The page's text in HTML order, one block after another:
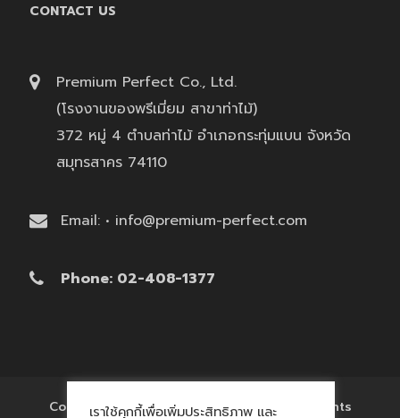
CONTACT US
Premium Perfect Co., Ltd.
(โรงงานของพรีเมี่ยม สาขาท่าไม้)
372 หมู่ 4 ตำบลท่าไม้ อำเภอกระทุ่มแบน จังหวัด
สมุทรสาคร 74110
Email: • info@premium-perfect.com
Phone: 02-408-1377
Copyright © 2017 'โรงงานของพรีเมี่ยม' All Rights
เราใช้คุกกี้เพื่อเพิ่มประสิทธิภาพ และ